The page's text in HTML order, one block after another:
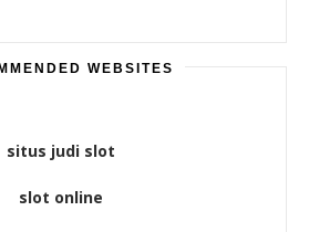
WEBSITES
situs judi slot
slot online